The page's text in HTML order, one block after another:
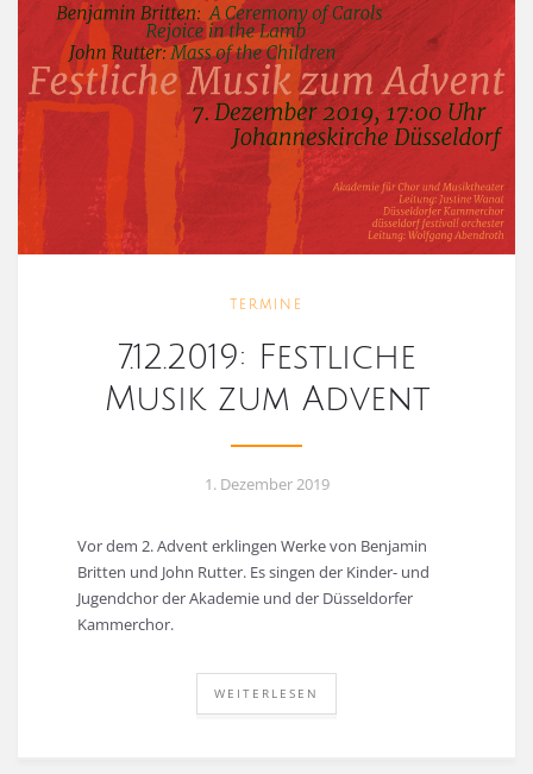
TERMINE
7.12.2019: Festliche
Musik zum Advent
1. Dezember 2019
Vor dem 2. Advent erklingen Werke von Benjamin
Britten und John Rutter. Es singen der Kinder- und
Jugendchor der Akademie und der Düsseldorfer
Kammerchor.
WEITERLESEN